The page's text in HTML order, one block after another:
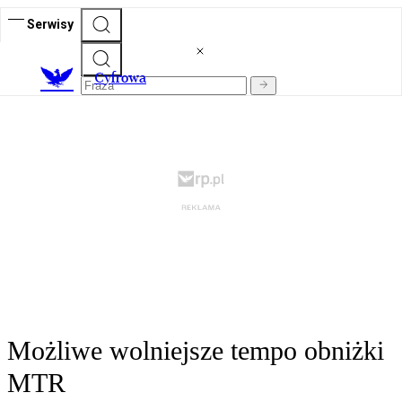
Serwisy
Cyfrowa
Możliwe wolniejsze tempo obniżki
MTR